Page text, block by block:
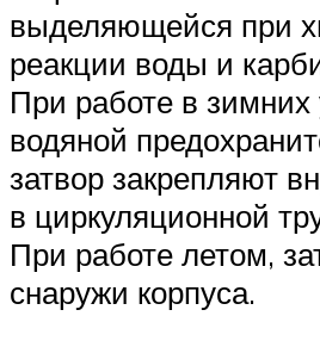
выделяющейся при
реакции воды и
При работе в зимних
водяной
затвор закрепляют
в циркуляционной
При работе летом,
снаружи корпуса.